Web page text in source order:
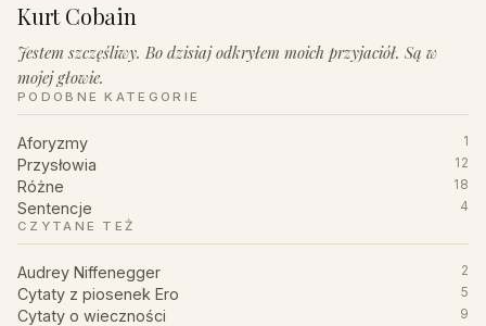
Kurt Cobain
Jestem szczęśliwy. Bo dzisiaj odkryłem moich przyjaciół. Są w
mojej głowie.
PODOBNE KATEGORIE
Aforyzmy 1
Przysłowia 12
Różne 18
Sentencje
4
CZYTANE TEŻ
Audrey Niffenegger 2
Cytaty z piosenek Ero 5
Cytaty o wieczności 9